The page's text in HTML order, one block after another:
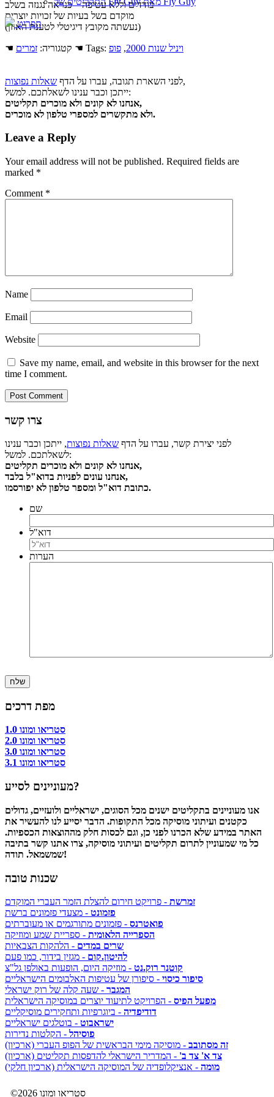
תפריט
בודדים וללא עטיפה – כנראה נגנזה בשלב
מוקדם בשל בעיות של זכויות יוצרים
(נעשתה מקובץ דיגיטלי לטענת האוזן)
☚ קטגוריה: זמרים ☚ Tags: ויניל שנות 2000 , פופ
לפני השארת תגובה, עברו על הדף שאלות נפוצות
,
ייתכן וכבר ענינו לשאלתכם. למשל:
אנחנו לא קונים ולא מוכרים תקליטים,
ולא מתקשרים למספרי טלפון לא מוכרים.
Leave a Reply
Your email address will not be published. Required fields are
marked *
Comment *
Name
Email
Website
Save my name, email, and website in this browser for the next
time I comment.
צרו קשר
לפני יצירת קשר, עברו על הדף שאלות נפוצות, ייתכן וכבר ענינו
לשאלתכם. למשל:
אנחנו לא קונים ולא מוכרים תקליטים,
אנחנו עונים לפניות בדוא"ל בלבד,
כתובת דוא"ל ומספר טלפון לא יפורסמו.
שם
דוא"ל
הערות
מפת דרכים
סטריאו ומונו 1.0
סטריאו ומונו 2.0
סטריאו ומונו 3.0
סטריאו ומונו 3.1
מעוניינים לסייע?
אנו מעוניינים בתקליטים ישנים מכל הסוגים, ישראליים ולועזיים, גדולים
כקטנים ועיתוני מוסיקה מכל התקופות. הדבר יסייע לנו להעשיר את
האתר במידע שלא הכרנו לפני כן, וגם לכסות חלק מההוצאות הכספיות.
כל מי שמעוניין לתרום תקליטים ועיתוני מוסיקה, צרו אתנו קשר בתיבה
שמשמאל. תודה!
שכנות טובה
זמרשת - פרויקט חירום להצלת הזמר העברי המוקדם
פזמונט - מצעדי פזמונים ברשת
פואטרנס - פזמונים מתורגמים או מעוברתים
הספרייה הלאומית - ספריית שמע ומוזיקה
שרים במדים - הלהקות הצבאיות
להיטון.קום - מגזין בידור, כמו פעם
קוטנר רוק.נט - מוזיקה היום, הופעות באולפן גל"צ
סיפור כיסוי - סיפורן של עטיפות האלבומים הישראליים
המגבר - שעה קלה של רוק ישראלי
מפעל הפיס - הפרויקט לתיעוד יוצרים במוסיקה הישראלית
דודיפדיה - ביוגרפיות ותחקירים מוסיקליים
ישראבוט - בוטלגים ישראליים
פוסיהל - הקלטות נדירות
זה מסתובב - מוסיקה מימי הבראשית של הפופ העברי (ארכיון)
צד א' צד ב' - המדריך הישראלי להדפסות תקליטים (ארכיון)
מומה - אנציקלופדיה של המוסיקה הישראלית (ארכיון חלקי)
©2026 סטריאו ומונו